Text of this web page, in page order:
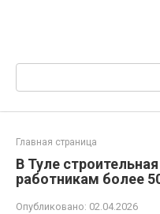
Поиск:
Главная страница
В Туле
работникам более
Опубликовано: 02.04.2026